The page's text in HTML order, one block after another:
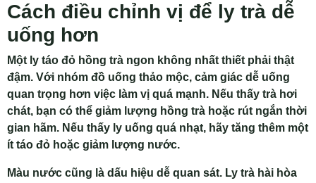
Cách điều chỉnh vị để ly trà dễ
uống hơn
Một ly táo đỏ hồng trà ngon không nhất thiết phải thật
đậm. Với nhóm đồ uống thảo mộc, cảm giác dễ uống
quan trọng hơn việc làm vị quá mạnh. Nếu thấy trà hơi
chát, bạn có thể giảm lượng hồng trà hoặc rút ngắn thời
gian hãm. Nếu thấy ly uống quá nhạt, hãy tăng thêm một
ít táo đỏ hoặc giảm lượng nước.
Màu nước cũng là dấu hiệu dễ quan sát. Ly trà hài hòa